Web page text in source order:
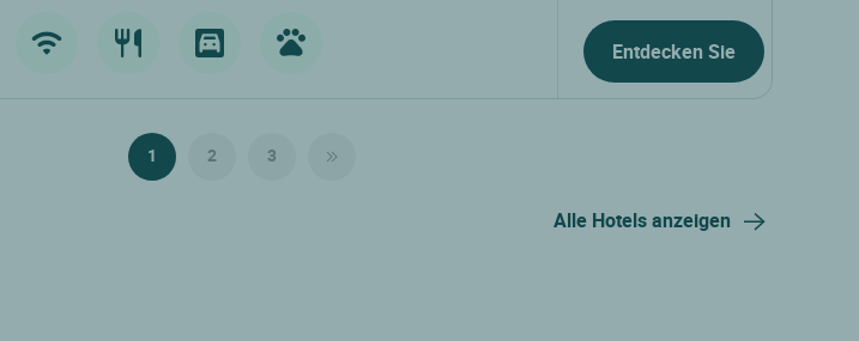
Entdecken Sie
1 2 3
Alle Hotels anzeigen